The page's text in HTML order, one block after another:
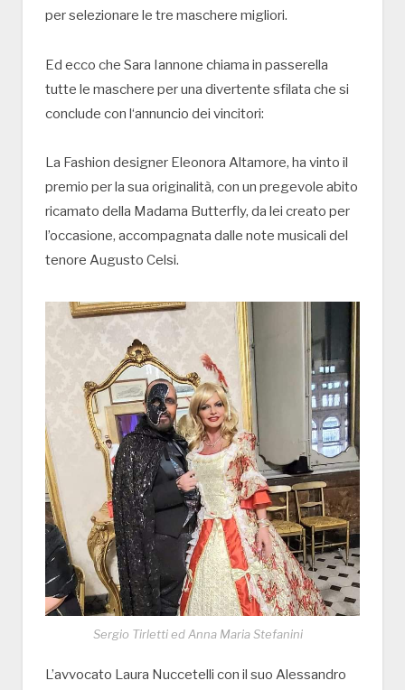
per selezionare le tre maschere migliori.
Ed ecco che Sara Iannone chiama in passerella
tutte le maschere per una divertente sfilata che si
conclude con l‘annuncio dei vincitori:
La Fashion designer Eleonora Altamore, ha vinto il
premio per la sua originalità, con un pregevole abito
ricamato della Madama Butterfly, da lei creato per
l’occasione, accompagnata dalle note musicali del
tenore Augusto Celsi.
Sergio Tirletti ed Anna Maria Stefanini
L’avvocato Laura Nuccetelli con il suo Alessandro